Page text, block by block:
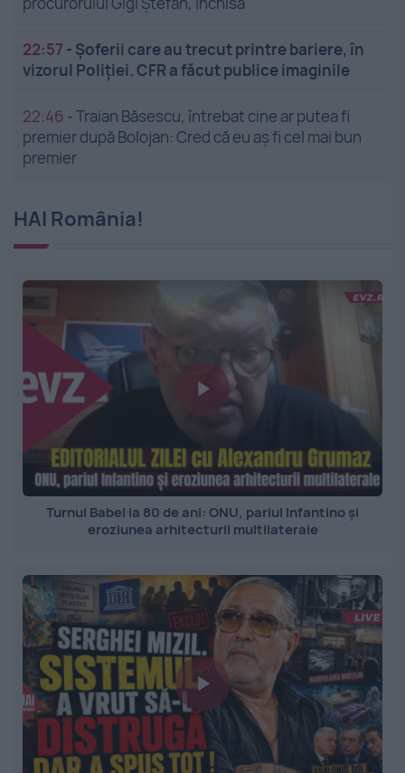
22:57 - Șoferii care au trecut printre bariere, în
vizorul Poliției. CFR a făcut publice imaginile
22:46 -Traian Băsescu, întrebat cine ar putea fi
premier după Bolojan: Cred că eu aș fi cel mai bun
premier
HAI România!
Turnul Babel la 80 de ani: ONU, pariul Infantino și
eroziunea arhitecturii multilaterale